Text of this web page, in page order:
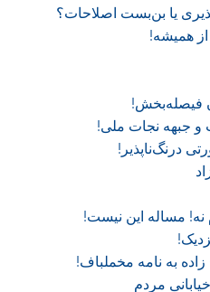
یا بن‌بست اصلاحات؟
همیشه!
فیصله‌بخش!
و جبهه نجات ملی!
درنگ‌ناپذیر!
نه! مساله این نیست!
به نامه مخملباف!
مردم